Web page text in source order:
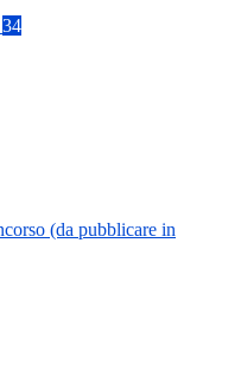
34
(da pubblicare in